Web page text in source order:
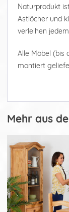
Naturprodukt
Astlöcher und
verleihen
Alle Möbel (bis
montiert
Mehr aus